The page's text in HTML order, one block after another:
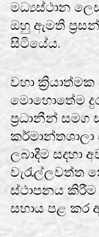
මධ්‍යස්ථාන
ඔහු ඇමති
සිටියේය.
වහා
මොහොතේම
ප්‍රධානීන් සමග
ලබාදීම සදහා
වැරැල්ලවත්ත
ස්ථාපනය කිරීම
සහාය පළ කර